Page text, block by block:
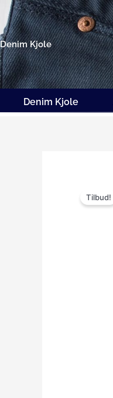
Gå
til
indholdet
Denim Kjole
Denim Kjole
Tilbud!